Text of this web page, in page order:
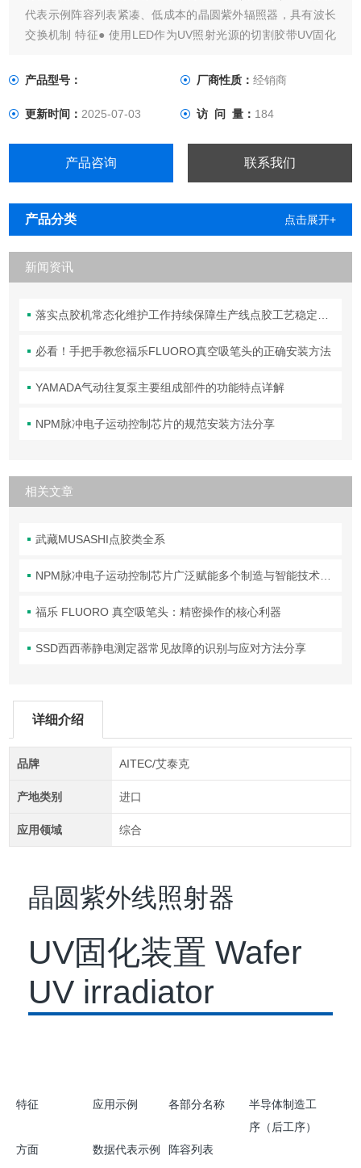
代表示例阵容列表紧凑、低成本的晶圆紫外辐照器，具有波长
交换机制 特征● 使用LED作为UV照射光源的切割胶带UV固化
射器安装结构简单，可轻松更换UV辐照器至其他波长 可更换●
产品型号： 厂商性质： 经销商
更新时间：2025-07-03 访 问 量： 184
产品咨询 联系我们
产品分类 点击展开+
新闻资讯
落实点胶机常态化维护工作持续保障生产线点胶工艺稳定合规
必看！手把手教您福乐FLUORO真空吸笔头的正确安装方法
YAMADA气动往复泵主要组成部件的功能特点详解
NPM脉冲电子运动控制芯片的规范安装方法分享
相关文章
武藏MUSASHI点胶类全系
NPM脉冲电子运动控制芯片广泛赋能多个制造与智能技术领域
福乐 FLUORO 真空吸笔头：精密操作的核心利器
SSD西西蒂静电测定器常见故障的识别与应对方法分享
详细介绍
品牌 AITEC/艾泰克
产地类别 进口
应用领域 综合
晶圆紫外线照射器
UV固化装置 Wafer
UV irradiator
特征 应用示例 各部分名称
半导体制造工
序（后工序）
方面
数据代表示例 阵容列表